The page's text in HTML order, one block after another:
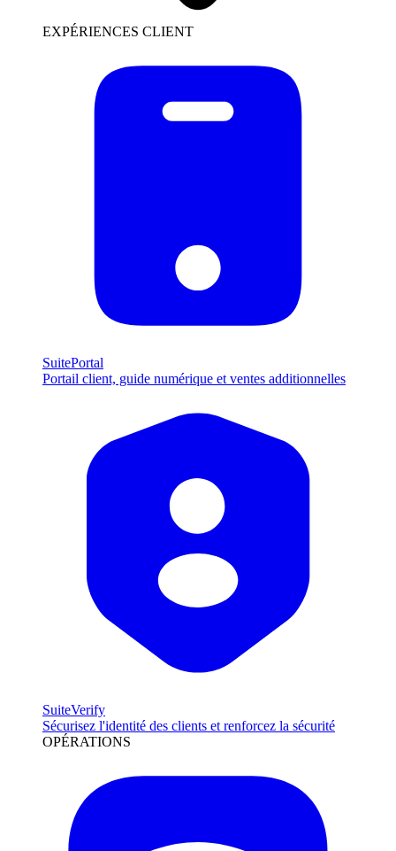
EXPÉRIENCES CLIENT
SuitePortal
Portail client, guide numérique et ventes additionnelles
SuiteVerify
Sécurisez l'identité des clients et renforcez la sécurité
OPÉRATIONS